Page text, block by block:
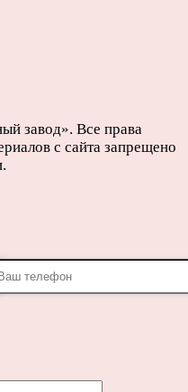
завод». Все права
с сайта запрещено